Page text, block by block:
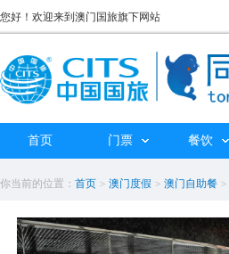
您好！欢迎来到澳门国旅旗下网站
首页 门票 餐饮
你当前的位置： 首页 > 澳门度假 > 澳门自助餐 >